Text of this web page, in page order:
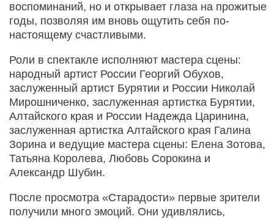
воспоминаний, но и открывает глаза на прожитые
годы, позволяя им вновь ощутить себя по-
настоящему счастливыми.
Роли в спектакле исполняют мастера сцены:
народный артист России Георгий Обухов,
заслуженный артист Бурятии и России Николай
Мирошниченко, заслуженная артистка Бурятии,
Алтайского края и России Надежда Царинина,
заслуженная артистка Алтайского края Галина
Зорина и ведущие мастера сцены: Елена Зотова,
Татьяна Королева, Любовь Сорокина и
Александр Шубин.
После просмотра «Старадости» первые зрители
получили много эмоций. Они удивлялись,